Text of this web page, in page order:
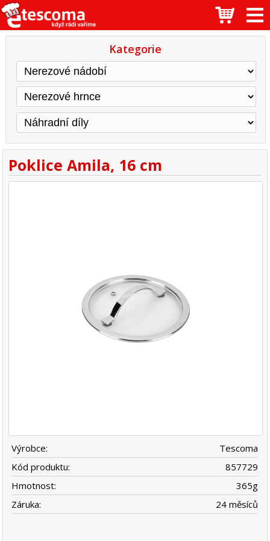
Kategorie
Poklice Amila, 16 cm
Výrobce:
Tescoma
Kód produktu:
857729
Hmotnost:
365g
Záruka:
24 měsíců